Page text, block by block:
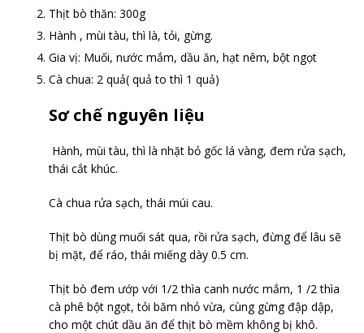
Thịt bò thăn: 300g
Hành , mùi tàu, thì là, tỏi, gừng.
Gia vị: Muối, nước mắm, dầu ăn, hạt nêm, bột ngọt
Cà chua: 2 quả( quả to thì 1 quả)
Sơ chế nguyên liệu
Hành, mùi tàu, thì là nhặt bỏ gốc lá vàng, đem rửa sạch,
thái cắt khúc.
Cà chua rửa sạch, thái múi cau.
Thịt bò dùng muối sát qua, rồi rửa sạch, đừng để lâu sẽ
bị mặt, để ráo, thái miếng dày 0.5 cm.
Thịt bò đem ướp với 1/2 thìa canh nước mắm, 1 /2 thìa
cà phê bột ngọt, tỏi băm nhỏ vừa, cùng gừng đập dập,
cho một chút dầu ăn để thịt bò mềm không bị khô.